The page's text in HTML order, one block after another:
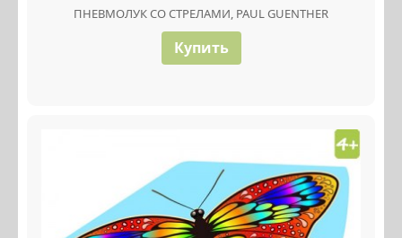
ПНЕВМОЛУК СО СТРЕЛАМИ, PAUL GUENTHER
Купить